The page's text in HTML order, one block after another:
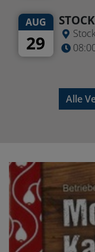
AUG
29
Alle